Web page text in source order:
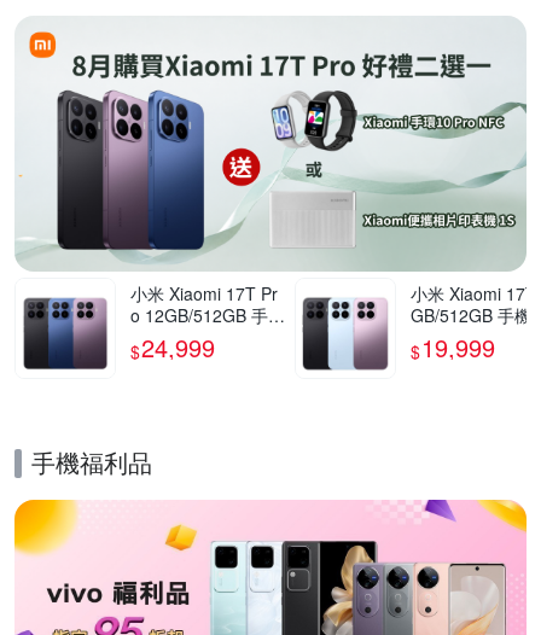
小米 Xiaomi 17T Pr
o 12GB/512GB 手機
官方旗艦館
$24,999
小米 Xiaomi 17T
GB/512GB 手機
方旗艦館
$19,999
手機福利品